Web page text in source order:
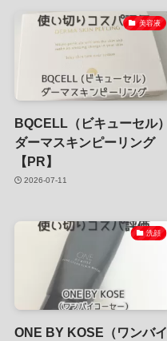
美容液
BQCELL（ビキューセル）
ダーマスキンピーリング
【PR】
2026-07-11
洗顔
ONE BY KOSE（ワンバイ